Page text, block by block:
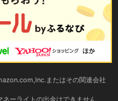
またはその関連会社
ーライトの出金はできません。